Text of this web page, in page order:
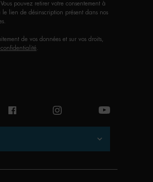
pouvez retirer votre consentement à
lien de désinscription présent dans nos
de vos données et sur vos droits,
.